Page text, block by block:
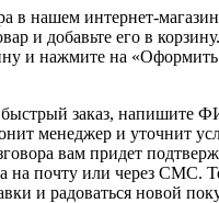
в нашем интернет-
и добавьте его в
и нажмите на «Оформить
быстрый заказ, напишите
менеджер и уточнит
вам придет
на почту или через СМС.
и радоваться новой